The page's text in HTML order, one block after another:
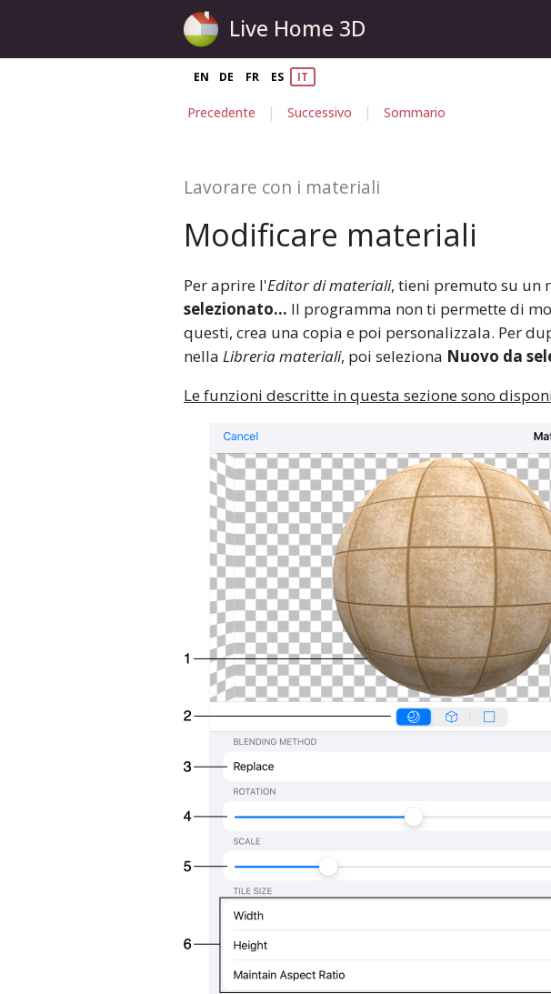
Live Home 3D
EN DE FR ES IT
Precedente | Successivo | Sommario
Lavorare con i materiali
Modificare materiali
Per aprire l'Editor di materiali, tieni premuto su un
selezionato… Il programma non ti permette di
questi, crea una copia e poi personalizzala. Per
nella Libreria materiali, poi seleziona Nuovo da
Le funzioni descritte in questa sezione sono